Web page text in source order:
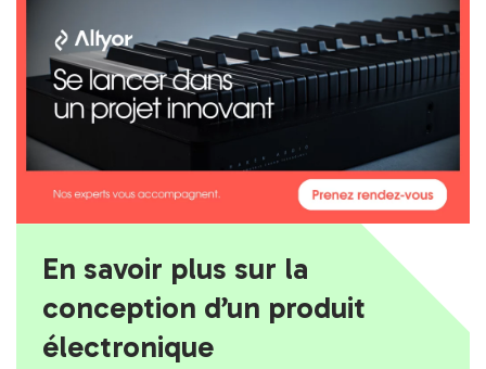
En savoir plus sur la
conception d’un produit
électronique